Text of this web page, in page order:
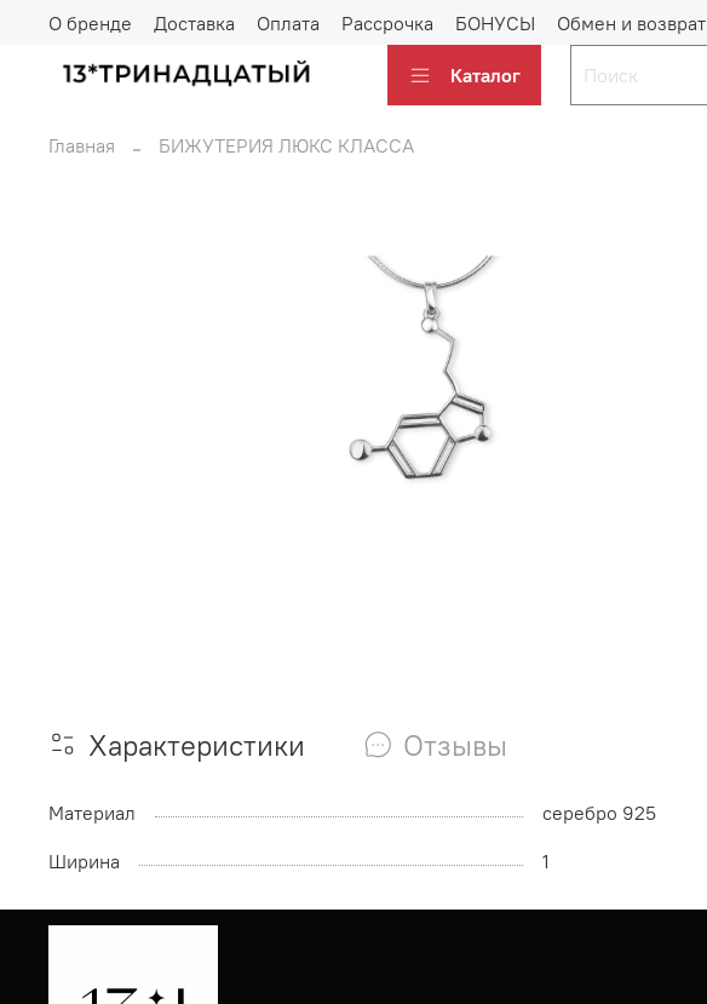
О бренде Доставка Оплата Рассрочка БОНУСЫ Обмен и возврат
Каталог
Главная БИЖУТЕРИЯ ЛЮКС КЛАССА
Характеристики Отзывы
Материал серебро 925
Ширина
1